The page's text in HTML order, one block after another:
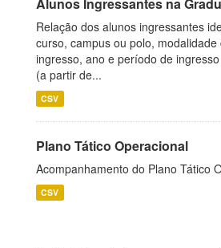
Relação dos alunos ingressantes
curso, campus ou polo,
ingresso, ano e período de
(a partir de...
CSV
Plano Tático Operacional
Acompanhamento do Plano Tático
CSV